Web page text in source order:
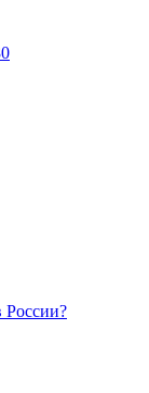
России?